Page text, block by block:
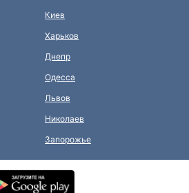
Киев
Харьков
Днепр
Одесса
Львов
Николаев
Запорожье